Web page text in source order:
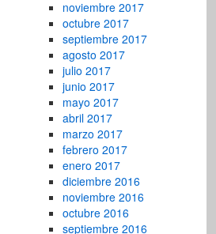
noviembre 2017
octubre 2017
septiembre 2017
agosto 2017
julio 2017
junio 2017
mayo 2017
abril 2017
marzo 2017
febrero 2017
enero 2017
diciembre 2016
noviembre 2016
octubre 2016
septiembre 2016